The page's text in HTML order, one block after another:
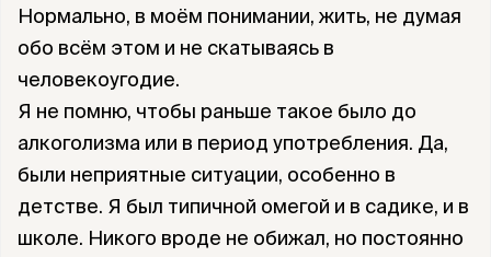
Нормально, в моём понимании, жить, не думая
обо всём этом и не скатываясь в
человекоугодие.
Я не помню, чтобы раньше такое было до
алкоголизма или в период употребления. Да,
были неприятные ситуации, особенно в
детстве. Я был типичной омегой и в садике, и в
школе. Никого вроде не обижал, но постоянно